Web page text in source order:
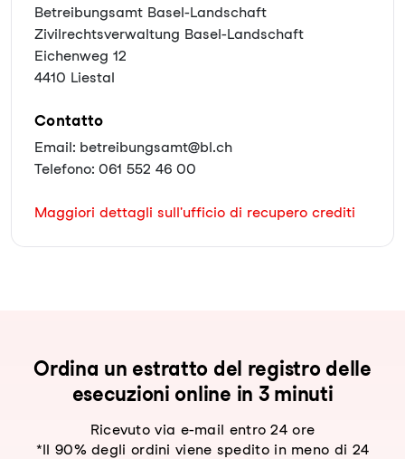
Betreibungsamt Basel-Landschaft
Zivilrechtsverwaltung Basel-Landschaft
Eichenweg 12
4410 Liestal
Contatto
Email: betreibungsamt@bl.ch
Telefono: 061 552 46 00
Maggiori dettagli sull'ufficio di recupero crediti
Ordina un estratto del registro delle
esecuzioni online in 3 minuti
Ricevuto via e-mail entro 24 ore
*Il 90% degli ordini viene spedito in meno di 24